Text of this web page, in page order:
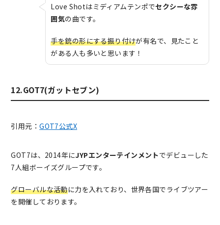
Love Shotはミディアムテンポでセクシーな雰
囲気の曲です。
手を銃の形にする振り付けが有名で、見たこと
がある人も多いと思います！
12.GOT7(ガットセブン)
引用元：GOT7公式X
GOT7は、2014年にJYPエンターテインメントでデビューした
7人組ボーイズグループです。
グローバルな活動に力を入れており、世界各国でライブツアー
を開催しております。